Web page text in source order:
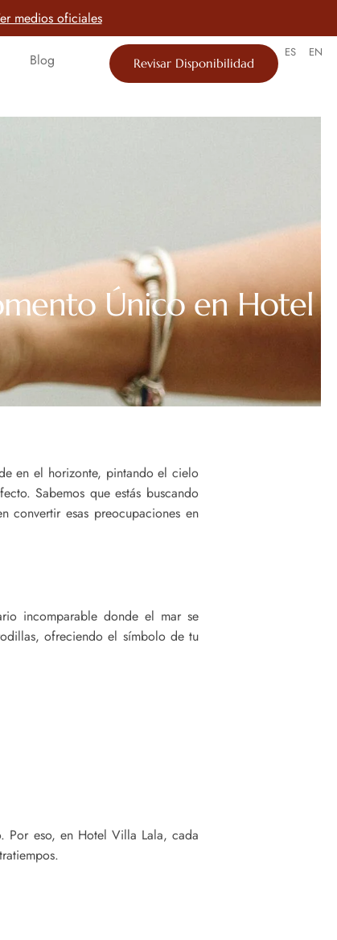
medios oficiales
Blog Revisar Disponibilidad
ES EN
Único en Hotel
en el horizonte, pintando el cielo
Sabemos que estás buscando
convertir esas preocupaciones en
incomparable donde el mar se
ofreciendo el símbolo de tu
Por eso, en Hotel Villa Lala, cada